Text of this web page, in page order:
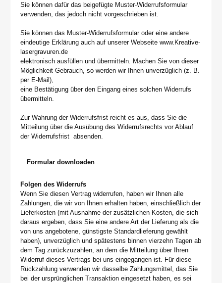
Sie können dafür das beigefügte Muster-Widerrufsformular
verwenden, das jedoch nicht vorgeschrieben ist.
Sie können das Muster-Widerrufsformular oder eine andere
eindeutige Erklärung auch auf unserer Webseite www.Kreative-
lasergravuren.de
elektronisch ausfüllen und übermitteln. Machen Sie von dieser
Möglichkeit Gebrauch, so werden wir Ihnen unverzüglich (z. B.
per E-Mail),
eine Bestätigung über den Eingang eines solchen Widerrufs
übermitteln.
Zur Wahrung der Widerrufsfrist reicht es aus, dass Sie die
Mitteilung über die Ausübung des Widerrufsrechts vor Ablauf
der Widerrufsfrist absenden.
Formular downloaden
Folgen des Widerrufs
Wenn Sie diesen Vertrag widerrufen, haben wir Ihnen alle
Zahlungen, die wir von Ihnen erhalten haben, einschließlich der
Lieferkosten (mit Ausnahme der zusätzlichen Kosten, die sich
daraus ergeben, dass Sie eine andere Art der Lieferung als die
von uns angebotene, günstigste Standardlieferung gewählt
haben), unverzüglich und spätestens binnen vierzehn Tagen ab
dem Tag zurückzuzahlen, an dem die Mitteilung über Ihren
Widerruf dieses Vertrags bei uns eingegangen ist. Für diese
Rückzahlung verwenden wir dasselbe Zahlungsmittel, das Sie
bei der ursprünglichen Transaktion eingesetzt haben, es sei